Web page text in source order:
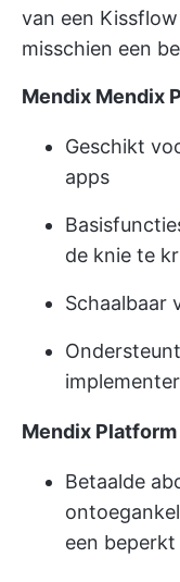
van een
misschien een
Mendix Mendix
Geschikt
apps
de knie te
Schaalbaar
Mendix
Betaalde
een